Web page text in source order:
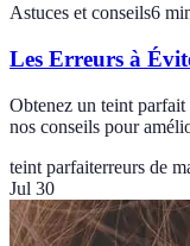
Astuces et conseils6
Les Erreurs à
Obtenez un teint parfait
nos conseils pour
teint parfaiterreurs de
Jul 30